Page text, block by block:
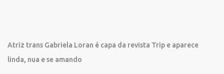
Atriz trans Gabriela Loran é capa da revista Trip e aparece
linda, nua e se amando